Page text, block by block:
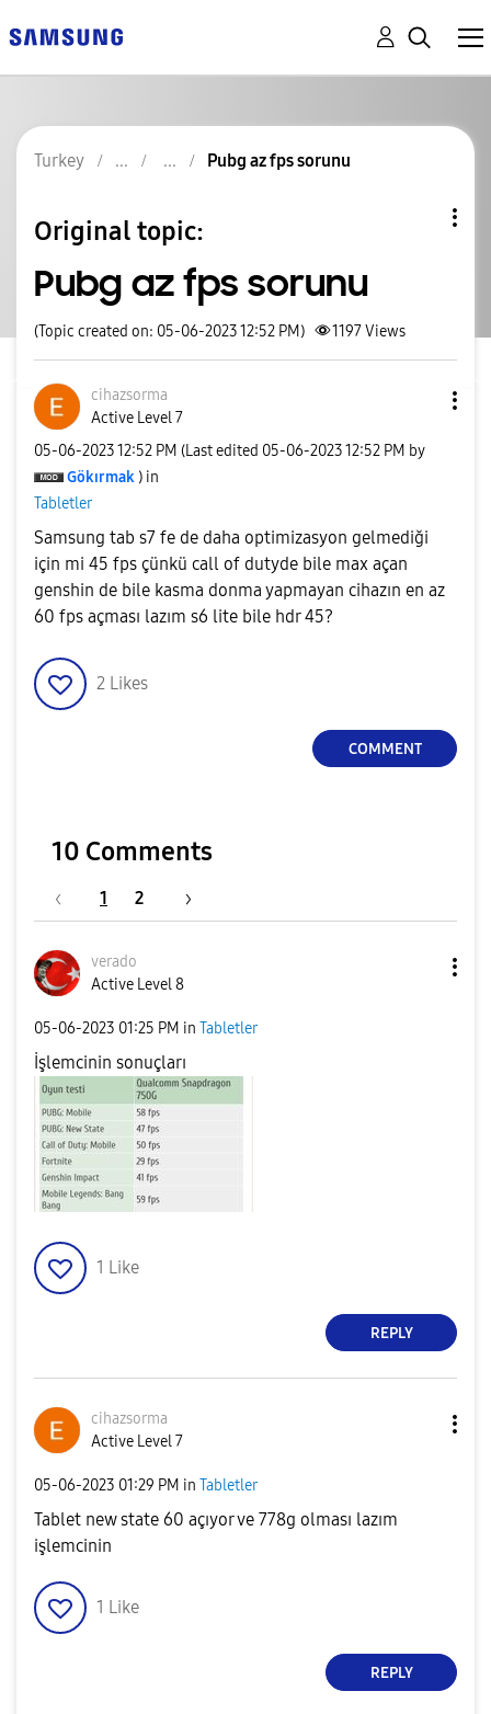
Turkey Pubg az fps sorunu
Original topic:
Pubg az fps sorunu
(Topic created on: 05-06-2023 12:52 PM) 1197Views
cihazsorma
Active Level 7
‎05-06-202312:52 PM (Last edited ‎05-06-202312:52 PM by
Gökırmak ) in
Tabletler
Samsung tab s7 fe de daha optimizasyon gelmediği
için mi 45 fps çünkü call of dutyde bile max açan
genshin de bile kasma donma yapmayan cihazın en az
60 fps açması lazım s6 lite bile hdr 45?
2 Likes
COMMENT
10 Comments
1 2
verado
Active Level 8
‎05-06-2023 01:25 PM in Tabletler
İşlemcinin sonuçları
1 Like
REPLY
cihazsorma
Active Level 7
‎05-06-2023 01:29 PM in Tabletler
Tablet new state 60 açıyor ve 778g olması lazım
işlemcinin
1 Like
REPLY